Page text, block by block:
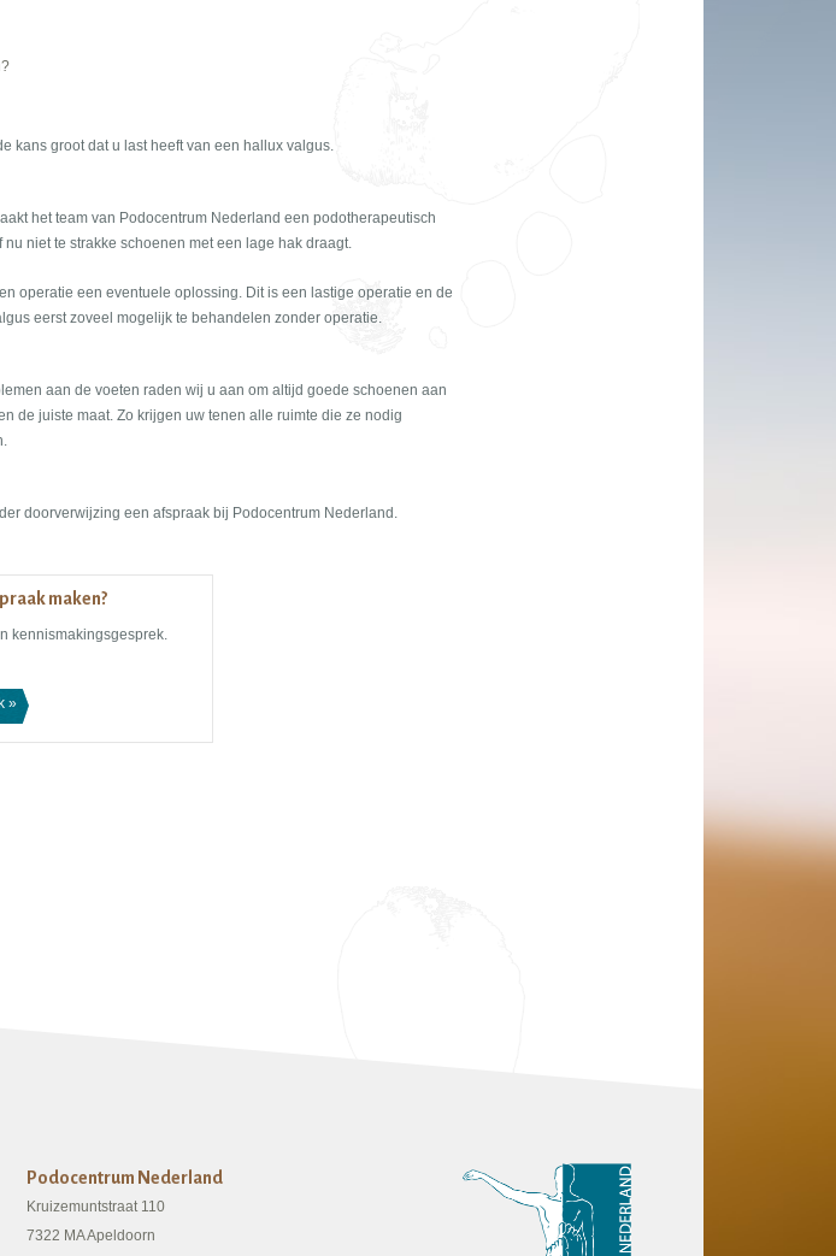
kans groot dat u last heeft van een hallux valgus.
het team van Podocentrum Nederland een podotherapeutisch
niet te strakke schoenen met een lage hak draagt.
operatie een eventuele oplossing. Dit is een lastige operatie en de
eerst zoveel mogelijk te behandelen zonder operatie.
aan de voeten raden wij u aan om altijd goede schoenen aan
de juiste maat. Zo krijgen uw tenen alle ruimte die ze nodig
doorverwijzing een afspraak bij Podocentrum Nederland.
maken?
kennismakingsgesprek.
»
Podocentrum Nederland
Kruizemuntstraat 110
7322 MA Apeldoorn